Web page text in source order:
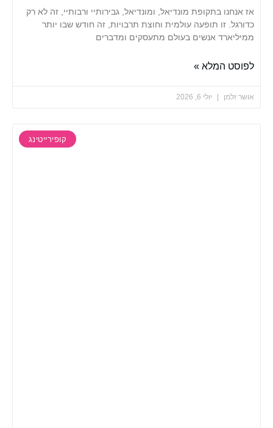
בתקופת מונדיאל, ומונדיאל, גבירותיי ורבותיי, זה לא רק
זו תופעה עולמית וחוצת תרבויות, זה חודש שבו יותר
אנשים בעולם מתעסקים ומדברים
המלא »
יולי 6, 2026
קופירייטינג